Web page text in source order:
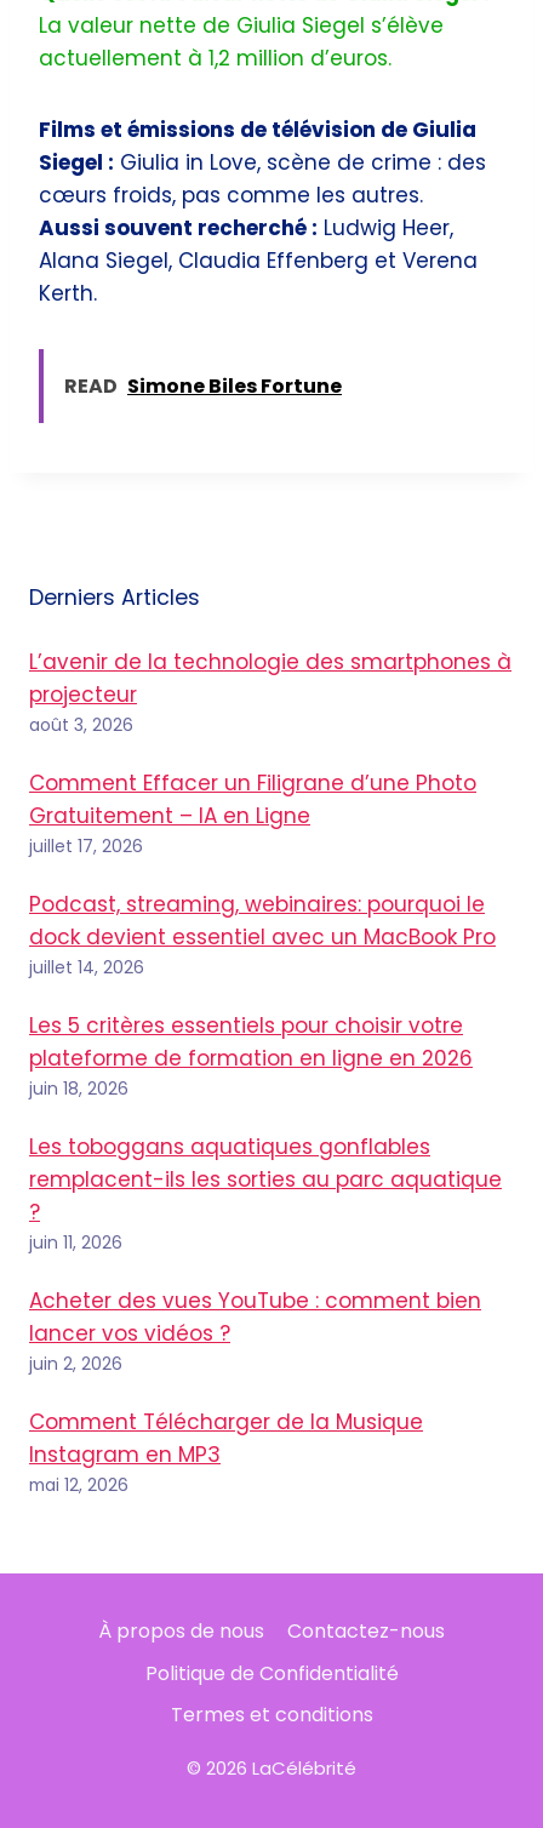
La valeur nette de Giulia Siegel s’élève
actuellement à 1,2 million d’euros.
Films et émissions de télévision de Giulia
Siegel : Giulia in Love, scène de crime : des
cœurs froids, pas comme les autres.
Aussi souvent recherché : Ludwig Heer,
Alana Siegel, Claudia Effenberg et Verena
Kerth.
READ Simone Biles Fortune
Derniers Articles
L’avenir de la technologie des smartphones à
projecteur
août 3, 2026
Comment Effacer un Filigrane d’une Photo
Gratuitement – IA en Ligne
juillet 17, 2026
Podcast, streaming, webinaires: pourquoi le
dock devient essentiel avec un MacBook Pro
juillet 14, 2026
Les 5 critères essentiels pour choisir votre
plateforme de formation en ligne en 2026
juin 18, 2026
Les toboggans aquatiques gonflables
remplacent-ils les sorties au parc aquatique
?
juin 11, 2026
Acheter des vues YouTube : comment bien
lancer vos vidéos ?
juin 2, 2026
Comment Télécharger de la Musique
Instagram en MP3
mai 12, 2026
À propos de nous
Contactez-nous
Politique de Confidentialité
Termes et conditions
© 2026 LaCélébrité